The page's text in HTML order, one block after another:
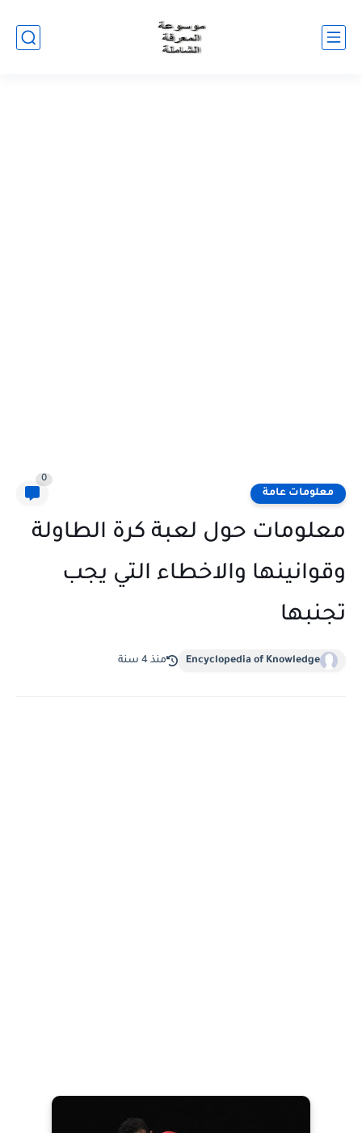
معلومات عامة
0
معلومات حول لعبة كرة الطاولة
وقوانينها والاخطاء التي يجب
تجنبها
Encyclopedia of Knowledge منذ 4 سنة